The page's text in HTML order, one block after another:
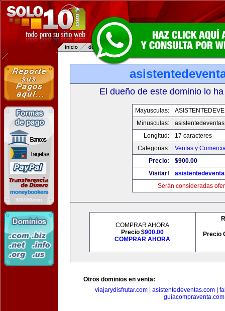
El dueño de este dominio lo
Mayusculas:
Minusculas:
Longitud:
17 caracteres
Categorias:
Ventas y
Precio:
$900.00
Visitar!
Serán consideradas
COMPRAR AHORA
Precio $900.00
COMPRAR AHORA
Precio
Otros dominios en venta:
viajarydisfrutar.com| asistentedeventas.com|
guiacompraventa.com